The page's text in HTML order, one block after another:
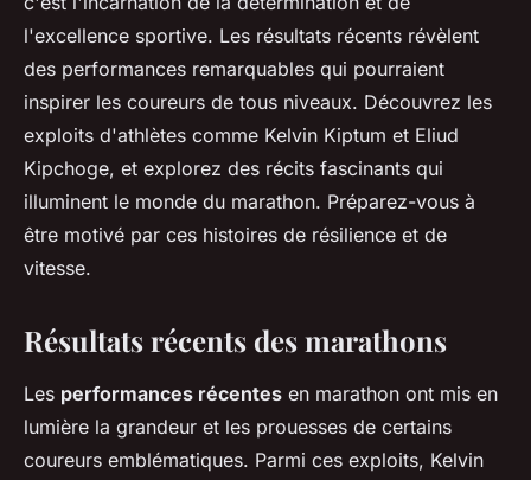
performances et exploits à
découvrir
Clémence•10 janvier 2025 •14 min de lecture
l'excellence sportive. Les résultats récents révèlent
des performances remarquables qui pourraient
inspirer les coureurs de tous niveaux. Découvrez les
exploits d'athlètes comme Kelvin Kiptum et Eliud
Kipchoge, et explorez des récits fascinants qui
illuminent le monde du marathon. Préparez-vous à
être motivé par ces histoires de résilience et de
vitesse.
Résultats récents des marathons
Les performances récentes en marathon ont mis en
lumière la grandeur et les prouesses de certains
coureurs emblématiques. Parmi ces exploits, Kelvin